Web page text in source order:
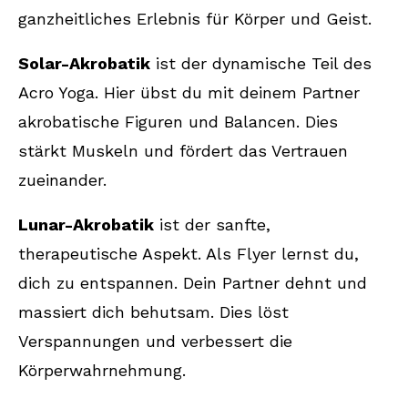
ganzheitliches Erlebnis für Körper und Geist.
Solar-Akrobatik ist der dynamische Teil des
Acro Yoga. Hier übst du mit deinem Partner
akrobatische Figuren und Balancen. Dies
stärkt Muskeln und fördert das Vertrauen
zueinander.
Lunar-Akrobatik ist der sanfte,
therapeutische Aspekt. Als Flyer lernst du,
dich zu entspannen. Dein Partner dehnt und
massiert dich behutsam. Dies löst
Verspannungen und verbessert die
Körperwahrnehmung.